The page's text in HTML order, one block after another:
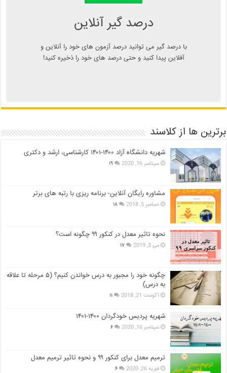
درصد گیر آنلاین
با درصد گیر می توانید درصد آزمون های خود را آنلاین و
آفلاین پیدا کنید و حتی درصد های خود را ذخیره کنید!
برترین ها از کلاسند
شهریه دانشگاه آزاد ۱۴۰۰-۱۴۰۱ کارشناسی، ارشد و دکتری
سپتامبر 16, 2020 ۱۹
مشاوره رایگان آنلاین- برنامه ریزی با رتبه های برتر
دسامبر 5, 2018 ۱۸
نحوه تاثیر معدل در کنکور ۹۹ چگونه است؟
می 3, 2019 ۱۷
چگونه خود را مجبور به درس خواندن کنیم؟ (۵ مرحله تا علاقه
به درس)
آگوست 21, 2018 ۱۱
شهریه پردیس خودگردان ۱۴۰۰-۱۴۰۱
سپتامبر 16, 2020 ۶
ترمیم معدل برای کنکور ۹۹ و نحوه تاثیر ترمیم معدل
فوریه 26, 2020 ۶